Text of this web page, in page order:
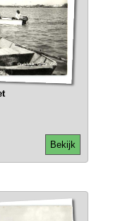
Bekijk